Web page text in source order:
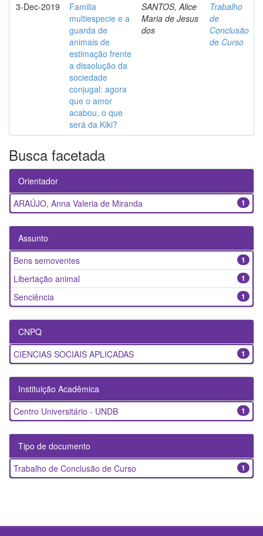
3-Dec-2019
Familia
multiespecie e a
guarda de
animais de
estimação frente
a dissolução da
sociedade
conjugal: agora
que o amor
acabou, o que
será da Kiki?
SANTOS, Alice
Maria de Jesus
dos
Trabalho
de
Conclusão
de Curso
Busca facetada
Orientador
1
ARAÚJO, Anna Valeria de Miranda
Assunto
1
Bens semoventes
1
Libertação animal
1
Senciência
CNPQ
1
CIENCIAS SOCIAIS APLICADAS
Instituição Acadêmica
1
Centro Universitário - UNDB
Tipo de documento
1
Trabalho de Conclusão de Curso